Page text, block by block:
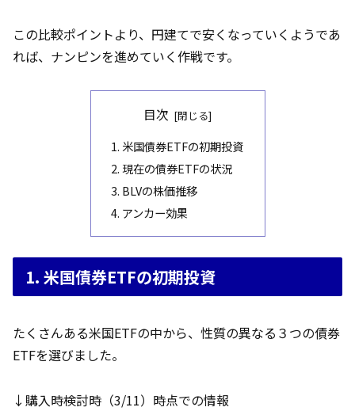
この比較ポイントより、円建てで安くなっていくようであ
れば、ナンピンを進めていく作戦です。
目次
1. 米国債券ETFの初期投資
2. 現在の債券ETFの状況
3. BLVの株価推移
4. アンカー効果
1. 米国債券ETFの初期投資
たくさんある米国ETFの中から、性質の異なる３つの債券
ETFを選びました。
↓購入時検討時（3/11）時点での情報